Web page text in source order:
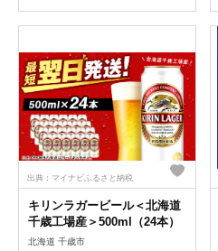
出典：マイナビふるさと納税
キリンラガービール＜北海道
千歳工場産＞500ml（24本）
北海道 千歳市